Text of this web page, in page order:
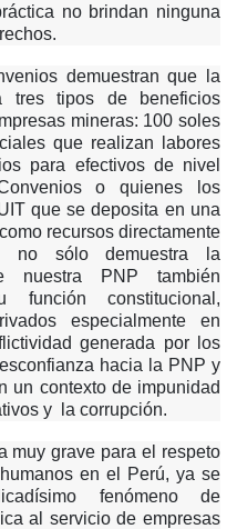
no brindan ninguna
demuestran que la
tres tipos de beneficios
mineras: 100 soles
que realizan labores
para efectivos de nivel
o quienes los
que se deposita en una
recursos directamente
no sólo demuestra la
nuestra PNP también
función constitucional,
especialmente en
generada por los
hacia la PNP y
un contexto de impunidad
y la corrupción.
muy grave para el respeto
en el Perú, ya se
fenómeno de
al servicio de empresas